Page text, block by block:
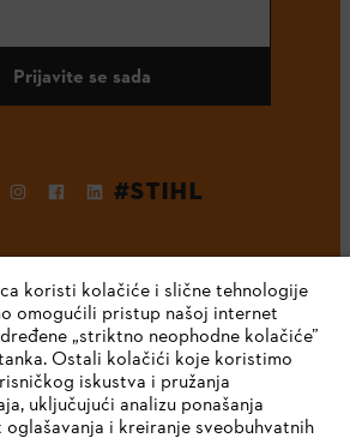
Prijavite se sada
#STIHL
koristi kolačiće i slične tehnologije
omogućili pristup našoj internet
„striktno neophodne kolačiće”
Ostali kolačići koje koristimo
iskustva i pružanja
uključujući analizu ponašanja
oglašavanja i kreiranje sveobuhvatnih